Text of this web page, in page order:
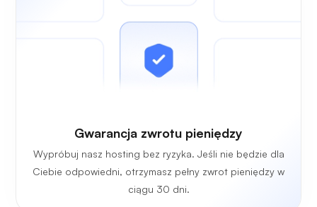
Gwarancja zwrotu pieniędzy
Wypróbuj nasz hosting bez ryzyka. Jeśli nie będzie dla
Ciebie odpowiedni, otrzymasz pełny zwrot pieniędzy w
ciągu 30 dni.